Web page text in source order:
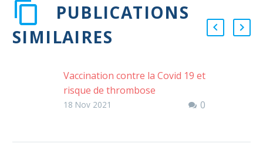
PUBLICATIONS
SIMILAIRES
Vaccination contre la Covid 19 et
risque de thrombose
Les bénéfices de la vaccination 0
18 Nov 2021